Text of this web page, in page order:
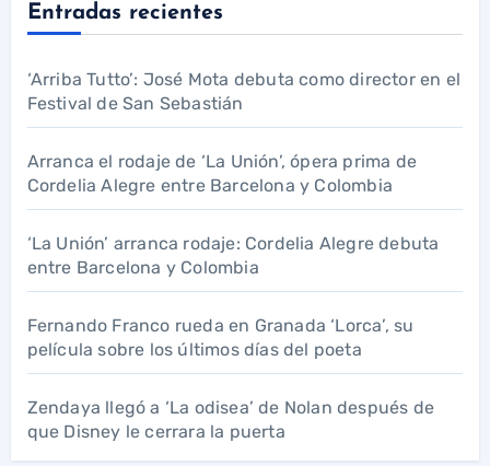
Entradas recientes
‘Arriba Tutto’: José Mota debuta como director en el
Festival de San Sebastián
Arranca el rodaje de ‘La Unión’, ópera prima de
Cordelia Alegre entre Barcelona y Colombia
‘La Unión’ arranca rodaje: Cordelia Alegre debuta
entre Barcelona y Colombia
Fernando Franco rueda en Granada ‘Lorca’, su
película sobre los últimos días del poeta
Zendaya llegó a ‘La odisea’ de Nolan después de
que Disney le cerrara la puerta